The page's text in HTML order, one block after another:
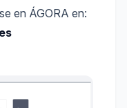
en ÁGORA en: